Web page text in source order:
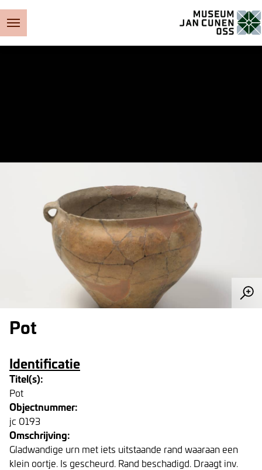
Pot
Identificatie
Titel(s):
Pot
Objectnummer:
jc 0193
Omschrijving:
Gladwandige urn met iets uitstaande rand waaraan een
klein oortje. Is gescheurd. Rand beschadigd. Draagt inv.